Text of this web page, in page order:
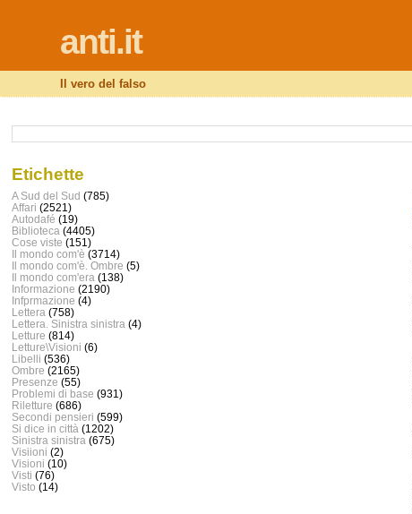
anti.it
Il vero del falso
Etichette
A Sud del Sud (785)
Affari (2521)
Autodafé (19)
Biblioteca (4405)
Cose viste (151)
Il mondo com'è (3714)
Il mondo com'è. Ombre (5)
Il mondo com'era (138)
Informazione (2190)
Infprmazione (4)
Lettera (758)
Lettera. Sinistra sinistra (4)
Letture (814)
Letture\Visioni (6)
Libelli (536)
Ombre (2165)
Presenze (55)
Problemi di base (931)
Riletture (686)
Secondi pensieri (599)
Si dice in città (1202)
Sinistra sinistra (675)
Visiioni (2)
Visioni (10)
Visti (76)
Visto (14)